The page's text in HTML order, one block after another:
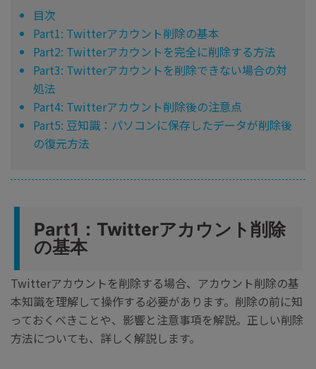
目次
Part1: Twitterアカウント削除の基本
Part2: Twitterアカウントを完全に削除する方法
Part3: Twitterアカウントを削除できない場合の対
処法
Part4: Twitterアカウント削除後の注意点
Part5: 豆知識：パソコンに保存したデータが削除後
の復元方法
Part1：Twitterアカウント削除
の基本
Twitterアカウントを削除する場合、アカウント削除の基
本知識を理解して操作する必要があります。削除の前に知
っておくべきことや、影響と注意事項を解説。正しい削除
方法についても、詳しく解説します。